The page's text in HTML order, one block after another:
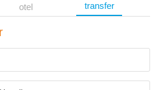
otel transfer